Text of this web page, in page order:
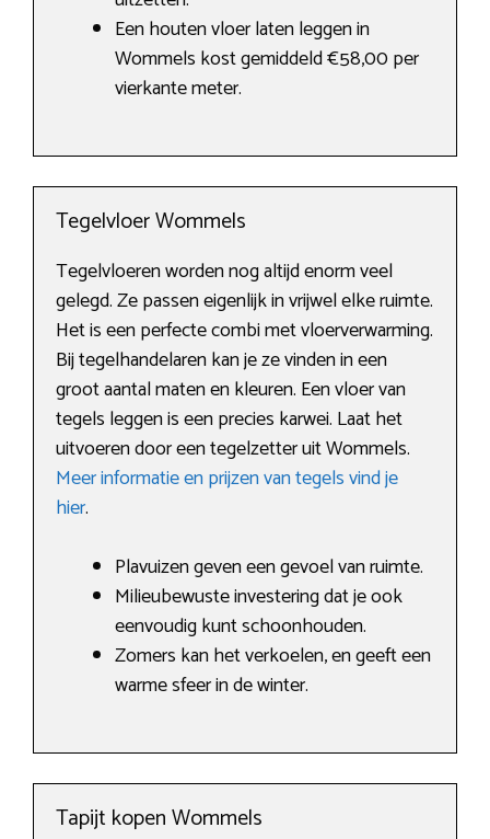
Een houten vloer laten leggen in
Wommels kost gemiddeld €58,00 per
vierkante meter.
Tegelvloer Wommels
Tegelvloeren worden nog altijd enorm veel
gelegd. Ze passen eigenlijk in vrijwel elke ruimte.
Het is een perfecte combi met vloerverwarming.
Bij tegelhandelaren kan je ze vinden in een
groot aantal maten en kleuren. Een vloer van
tegels leggen is een precies karwei. Laat het
uitvoeren door een tegelzetter uit Wommels.
Meer informatie en prijzen van tegels vind je
hier.
Plavuizen geven een gevoel van ruimte.
Milieubewuste investering dat je ook
eenvoudig kunt schoonhouden.
Zomers kan het verkoelen, en geeft een
warme sfeer in de winter.
Tapijt kopen Wommels